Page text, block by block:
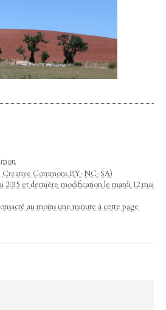
Creative CommonsBY-NC-SA)
2015 et dernière modification le mardi 12 mai
au moins une minute à cette page